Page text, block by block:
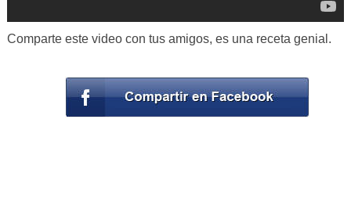
Comparte este video con tus amigos, es una receta genial.